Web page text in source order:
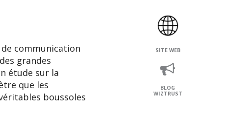
communication
grandes
étude sur la
que les
boussoles
SITE WEB
BLOG
WIZTRUST